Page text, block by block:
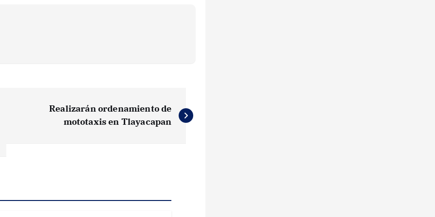
Realizarán ordenamiento de
mototaxis en Tlayacapan